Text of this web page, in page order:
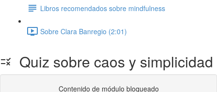
Libros recomendados sobre mindfulness
Sobre Clara Banregio (2:01)
Quiz sobre caos y simplicidad
Contenido de módulo bloqueado